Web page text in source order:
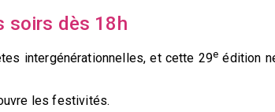
soirs dès 18h
intergénérationnelles, et cette 29e édition
les festivités.